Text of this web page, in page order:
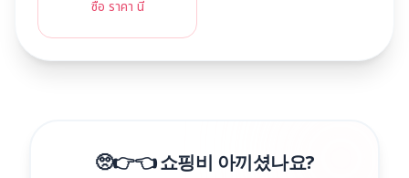
ซื้อ ราคา นี้
🥺👉👈 쇼핑비 아끼셨나요?